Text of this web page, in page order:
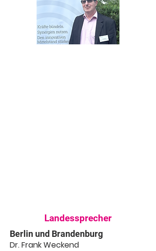
Landessprecher
Berlin und Brandenburg
Dr. Frank Weckend